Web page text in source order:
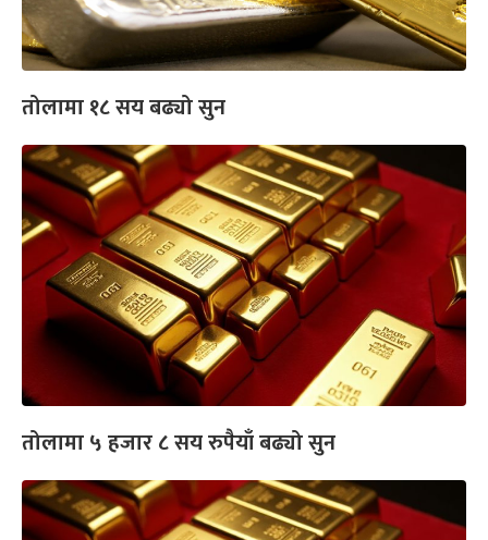
तोलामा १८ सय बढ्यो सुन
तोलामा ५ हजार ८ सय रुपैयाँ बढ्यो सुन